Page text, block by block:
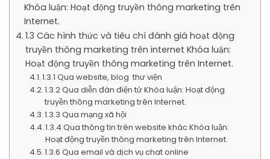
Khóa luận: Hoạt động truyền thông marketing trên
Internet.
1.3 Các hình thức và tiêu chí đánh giá hoạt động
truyền thông marketing trên internet Khóa luận:
Hoạt động truyền thông marketing trên Internet.
1.3.1 Qua website, blog thư viện
1.3.2 Qua diễn đàn điện tử Khóa luận: Hoạt động
truyền thông marketing trên Internet.
1.3.3 Qua mạng xã hội
1.3.4 Qua thông tin trên website khác Khóa luận:
Hoạt động truyền thông marketing trên Internet.
1.3.6 Qua email và dịch vụ chat online